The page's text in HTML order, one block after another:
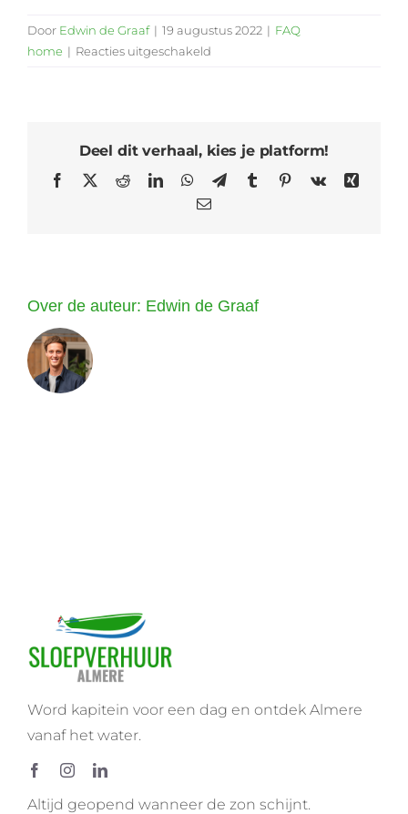
Door Edwin de Graaf | 19 augustus 2022 | FAQ
home | Reacties uitgeschakeld
aan
boord?
Deel dit verhaal, kies je platform!
Facebook
X RedditLinkedInWhatsApp
TelegramTumblrPinterest
Vk
Xing
E-
Over de auteur: Edwin de Graaf
Word kapitein voor een dag en ontdek Almere
vanaf het water.
Altijd geopend wanneer de zon schijnt.